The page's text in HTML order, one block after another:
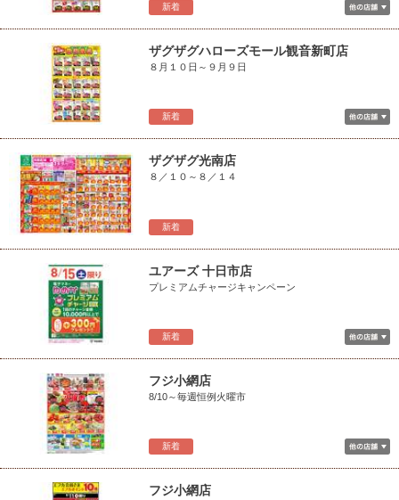
新着
新着
ザグザグハローズモール観音新町店
８月１０日～９月９日
新着
ザグザグ光南店
８／１０～８／１４
新着
ユアーズ 十日市店
プレミアムチャージキャンペーン
新着
フジ小網店
8/10～毎週恒例火曜市
フジ小網店